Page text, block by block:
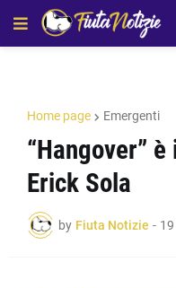
Home page Emergenti
“Hangover”
Erick Sola
by Fiuta Notizie -